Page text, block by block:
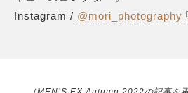
Instagram / @mori_photography